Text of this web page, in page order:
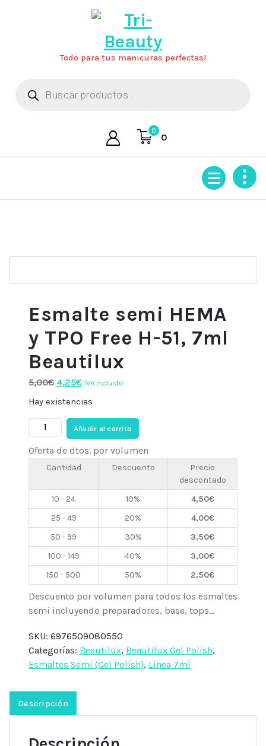
Todo para tus manicuras perfectas!
productos
0
0
Esmalte semi HEMA
y TPO Free H-51, 7ml
Beautilux
5,00€ El
precio
era:
5,00€.
4,25€El
precio
es:
4,25€.
IVA incluido.
Hay existencias
Esmalte
semi
HEMA
H-
Beautilux
cantidad
Añadir al carrito
Oferta de dtos. por volumen
Cantidad Descuento
Precio
descontado
10 - 24
10% 4,50€
25 - 49
20% 4,00€
50 - 99
30% 3,50€
100 - 149
40% 3,00€
150 - 500
50% 2,50€
Descuento por volumen para todos los esmaltes
semi incluyendo preparadores, base, tops...
SKU: 6976509080550
Categorías: Beautilux, Beautilux Gel Polish,
Esmaltes Semi (Gel Polish), Linea 7ml
Descripción